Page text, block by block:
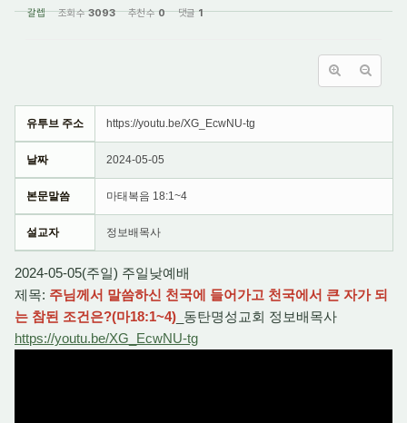
갈렙 조회 수3093 추천 수0 댓글1
유투브 주소 https://youtu.be/XG_EcwNU-tg
날짜 2024-05-05
본문말씀 마태복음 18:1~4
설교자 정보배목사
2024-05-05(주일) 주일낮예배
제목: 주님께서 말씀하신 천국에 들어가고 천국에서 큰 자가 되
는 참된 조건은?(마18:1~4) _동탄명성교회 정보배목사
https://youtu.be/XG_EcwNU-tg